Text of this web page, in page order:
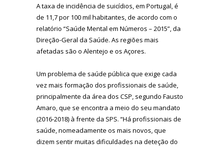
A taxa de incidência de suicídios, em Portugal, é
de 11,7 por 100 mil habitantes, de acordo com o
relatório “Saúde Mental em Números – 2015”, da
Direção-Geral da Saúde. As regiões mais
afetadas são o Alentejo e os Açores.
Um problema de saúde pública que exige cada
vez mais formação dos profissionais de saúde,
principalmente da área dos CSP, segundo Fausto
Amaro, que se encontra a meio do seu mandato
(2016-2018) à frente da SPS. “Há profissionais de
saúde, nomeadamente os mais novos, que
dizem sentir muitas dificuldades na deteção do